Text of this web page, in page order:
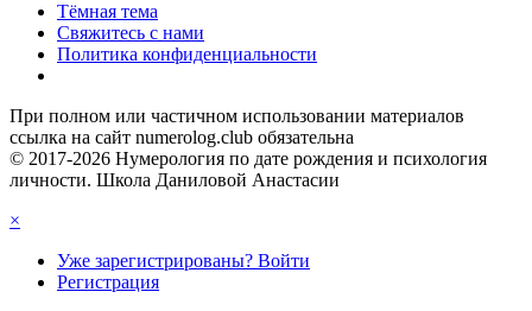
Тёмная тема
Свяжитесь с нами
Политика конфиденциальности
При полном или частичном использовании материалов
ссылка на сайт numerolog.club обязательна
© 2017-2026 Нумерология по дате рождения и психология
личности. Школа Даниловой Анастасии
×
Уже зарегистрированы? Войти
Регистрация